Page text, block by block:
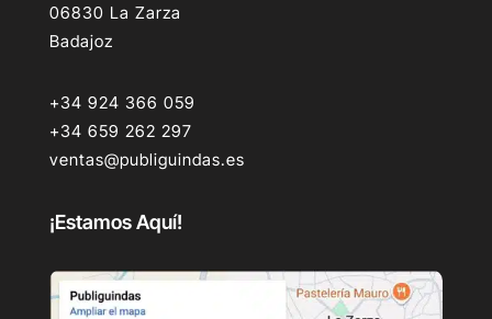
06830 La Zarza
Badajoz
+34 924 366 059
+34 659 262 297
ventas@publiguindas.es
¡Estamos Aquí!